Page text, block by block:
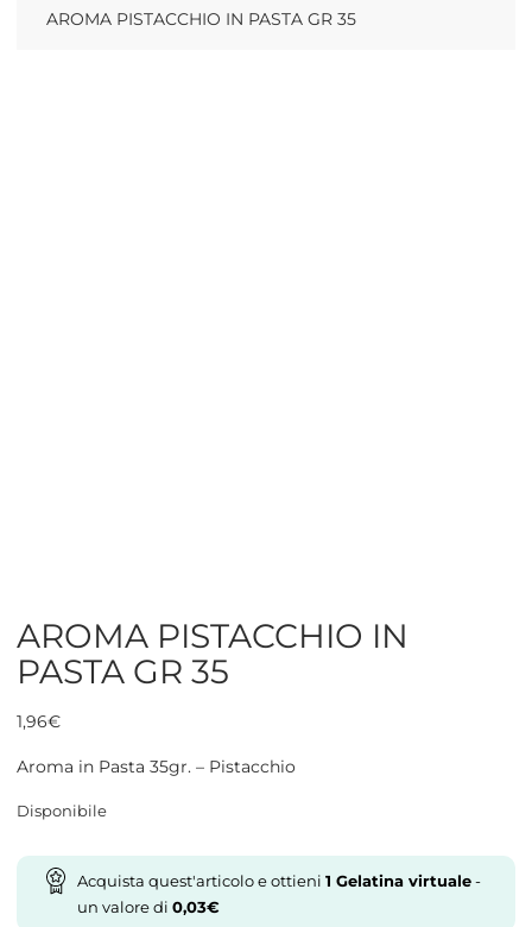
AROMA PISTACCHIO IN PASTA GR 35
AROMA PISTACCHIO IN
PASTA GR 35
1,96€
Aroma in Pasta 35gr. – Pistacchio
Disponibile
Acquista quest'articolo e ottieni 1 Gelatina virtuale-
un valore di 0,03€